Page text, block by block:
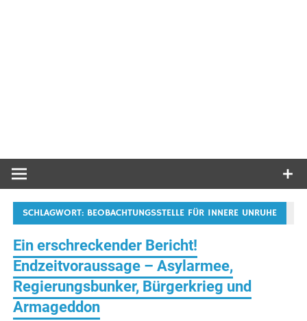
SCHLAGWORT: BEOBACHTUNGSSTELLE FÜR INNERE UNRUHE
Ein erschreckender Bericht!
Endzeitvoraussage – Asylarmee,
Regierungsbunker, Bürgerkrieg und
Armageddon